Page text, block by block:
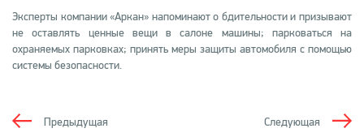
Эксперты компании «Аркан» напоминают о бдительности и призывают
не оставлять ценные вещи в салоне машины; парковаться на
охраняемых парковках; принять меры защиты автомобиля с помощью
системы безопасности.
Следующая
Предыдущая